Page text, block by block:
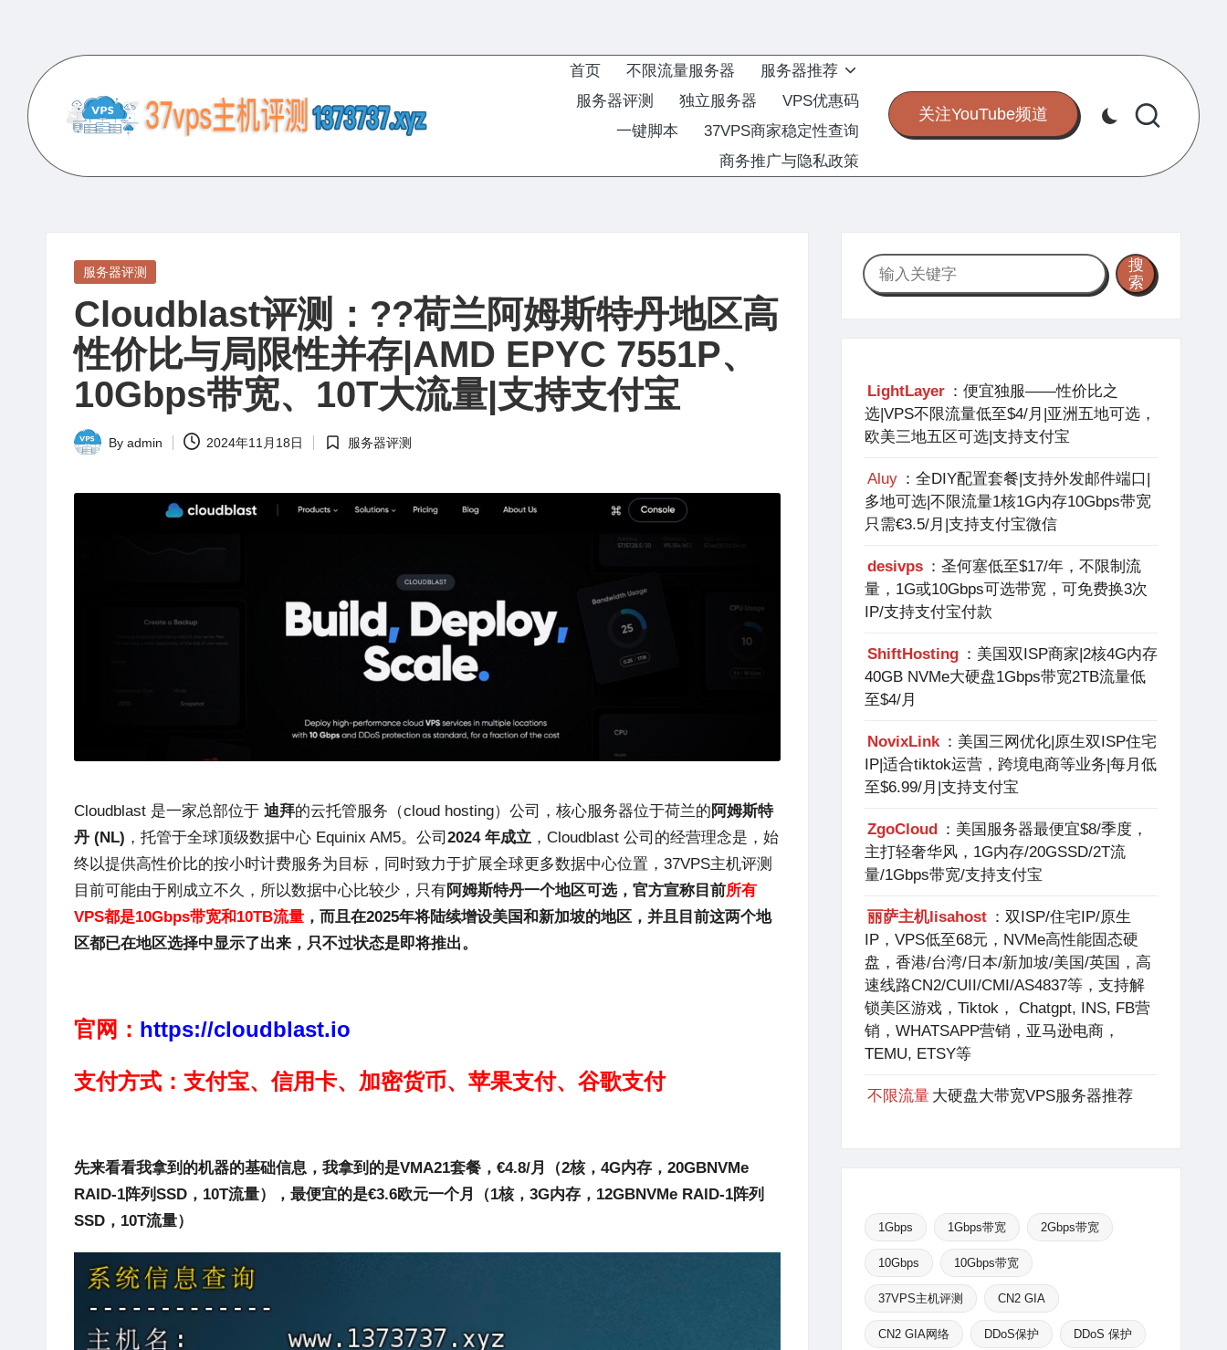
content
P
S
主
机
评
业
服
务
器
评
网
首页 不限流量服务器
服务器推荐
服务器评测
独立服务器
VPS优惠码
一键脚本
37VPS商家稳定性查询
商务推广与隐私政策
关注YouTube频道
Posted
服务器评测
Cloudblast评测：??荷兰阿姆斯特丹地区高
性价比与局限性并存|AMD EPYC 7551P、
10Gbps带宽、10T大流量|支持支付宝
Posted
By admin 2024年11月18日
Posted
服务器评测
Cloudblast 是一家总部位于 迪拜的云托管服务（cloud hosting）公司，核心服务器位于荷兰的阿姆斯特
丹 (NL) ，托管于全球顶级数据中心 Equinix AM5。公司 2024 年成立 ， Cloudblast 公司的经营理念是，始
终以提供高性价比的按小时计费服务为目标，同时致力于扩展全球更多数据中心位置，37VPS主机评测
目前可能由于刚成立不久，所以数据中心比较少，只有阿姆斯特丹一个地区可选，官方宣称目前所有
VPS都是10Gbps带宽和10TB流量 ，而且在2025年将陆续增设美国和新加坡的地区，并且目前这两个地
区都已在地区选择中显示了出来，只不过状态是即将推出。
官网： https://cloudblast.io
支付方式：支付宝、信用卡、加密货币、苹果支付、谷歌支付
先来看看我拿到的机器的基础信息，我拿到的是VMA21套餐，€4.8/月（2核，4G内存，20GBNVMe
RAID-1阵列SSD，10T流量）
，最便宜的是€3.6欧元一个月（1核，3G内存，12GBNVMe RAID-1阵列
SSD，10T流量）
搜
索
搜
索
LightLayer ：便宜独服——性价比之
选|VPS不限流量低至$4/月|亚洲五地可选，
欧美三地五区可选|支持支付宝
Aluy ：全DIY配置套餐|支持外发邮件端口|
多地可选|不限流量1核1G内存10Gbps带宽
只需€3.5/月|支持支付宝微信
desivps ：圣何塞低至$17/年，不限制流
量，1G或10Gbps可选带宽，可免费换3次
IP/支持支付宝付款
ShiftHosting ：美国双ISP商家|2核4G内存
40GB NVMe大硬盘1Gbps带宽2TB流量低
至$4/月
NovixLink ：美国三网优化|原生双ISP住宅
IP|适合tiktok运营，跨境电商等业务|每月低
至$6.99/月|支持支付宝
ZgoCloud ：美国服务器最便宜$8/季度，
主打轻奢华风，1G内存/20GSSD/2T流
量/1Gbps带宽/支持支付宝
丽萨主机lisahost ：双ISP/住宅IP/原生
IP，VPS低至68元，NVMe高性能固态硬
盘，香港/台湾/日本/新加坡/美国/英国，高
速线路CN2/CUII/CMI/AS4837等，支持解
锁美区游戏，Tiktok， Chatgpt, INS, FB营
销，WHATSAPP营销，亚马逊电商，
TEMU, ETSY等
不限流量 大硬盘大带宽VPS服务器推荐
1Gbps 1Gbps带宽 2Gbps带宽
10Gbps 10Gbps带宽
37VPS主机评测 CN2 GIA
CN2 GIA网络 DDoS保护 DDoS 保护